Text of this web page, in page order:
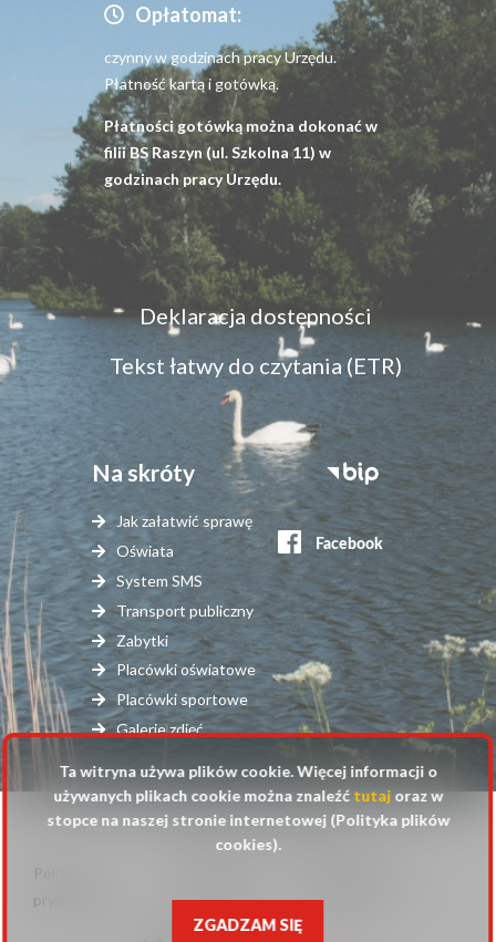
Opłatomat:
czynny w godzinach pracy Urzędu.
Płatność kartą i gotówką.
Płatności gotówką można dokonać w
filii BS Raszyn (ul. Szkolna 11) w
godzinach pracy Urzędu.
Menu
dostępność
Deklaracja dostępności
Tekst łatwy do czytania (ETR)
Na skróty
Jak załatwić sprawę
Oświata
System SMS
Transport publiczny
Zabytki
Placówki oświatowe
Placówki sportowe
Galerie zdjęć
Stopka
serwisy
zewnętrzne
© 2025 Urząd Gminy Raszyn
Stopka
Polityka
prywatności
strony
cookies
Ta witryna używa plików cookie. Więcej informacji o
używanych plikach cookie można znaleźć tutajoraz w
stopce na naszej stronie internetowej (Polityka plików
cookies).
ZGADZAM SIĘ